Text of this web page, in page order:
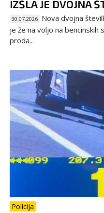
IZŠLA JE DVOJNA
30.07.2026 Nova dvojna
je že na voljo na bencinskih
proda...
Policija